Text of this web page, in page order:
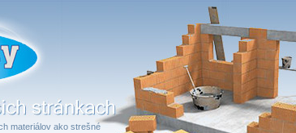
materiálov ako strešné